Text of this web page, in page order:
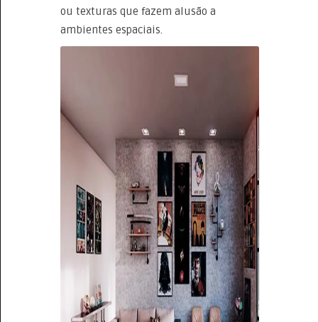
ou texturas que fazem alusão a
ambientes espaciais.